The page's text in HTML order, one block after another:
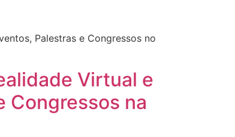
Palestras e Congressos no
Virtual e
Congressos na